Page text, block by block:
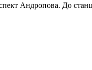
Андропова. До